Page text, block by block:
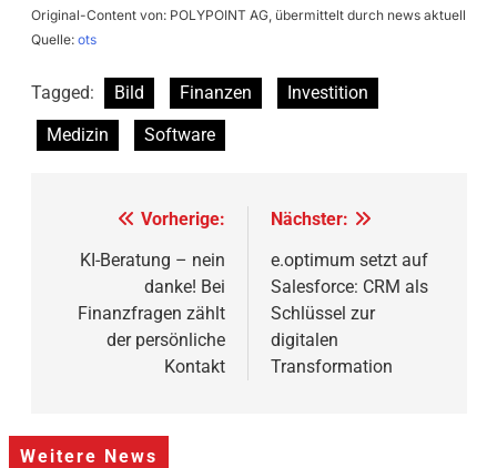
Original-Content von: POLYPOINT AG, übermittelt durch news aktuell
Quelle: ots
Tagged: Bild Finanzen
Investition
Medizin
Software
Beitragsnavigation
Vorherige:
KI-Beratung – nein
danke! Bei
Finanzfragen zählt
der persönliche
Kontakt
Nächster:
e.optimum setzt auf
Salesforce: CRM als
Schlüssel zur
digitalen
Transformation
Weitere News